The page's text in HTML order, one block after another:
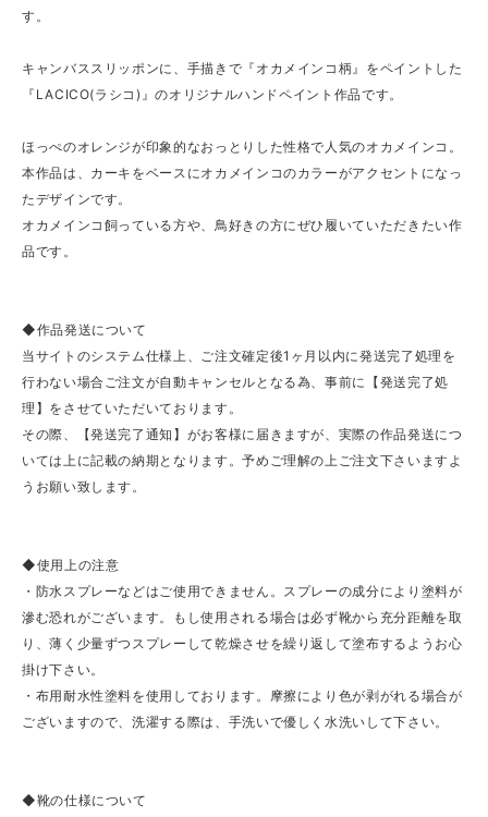
す。
キャンバススリッポンに、手描きで『オカメインコ柄』をペイントした
『LACICO(ラシコ)』のオリジナルハンドペイント作品です。
ほっぺのオレンジが印象的なおっとりした性格で人気のオカメインコ。
本作品は、カーキをベースにオカメインコのカラーがアクセントになっ
たデザインです。
オカメインコ飼っている方や、鳥好きの方にぜひ履いていただきたい作
品です。
◆作品発送について
当サイトのシステム仕様上、ご注文確定後1ヶ月以内に発送完了処理を
行わない場合ご注文が自動キャンセルとなる為、事前に【発送完了処
理】をさせていただいております。
その際、【発送完了通知】がお客様に届きますが、実際の作品発送につ
いては上に記載の納期となります。予めご理解の上ご注文下さいますよ
うお願い致します。
◆使用上の注意
・防水スプレーなどはご使用できません。スプレーの成分により塗料が
滲む恐れがございます。もし使用される場合は必ず靴から充分距離を取
り、薄く少量ずつスプレーして乾燥させを繰り返して塗布するようお心
掛け下さい。
・布用耐水性塗料を使用しております。摩擦により色が剥がれる場合が
ございますので、洗濯する際は、手洗いで優しく水洗いして下さい。
◆靴の仕様について